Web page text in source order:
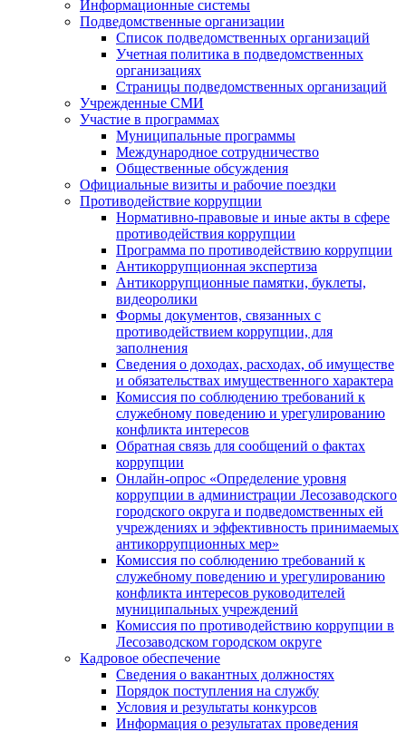
Информационные системы
Подведомственные организации
Список подведомственных организаций
Учетная политика в подведомственных
организациях
Страницы подведомственных организаций
Учрежденные СМИ
Участие в программах
Муниципальные программы
Международное сотрудничество
Общественные обсуждения
Официальные визиты и рабочие поездки
Противодействие коррупции
Нормативно-правовые и иные акты в сфере
противодействия коррупции
Программа по противодействию коррупции
Антикоррупционная экспертиза
Антикоррупционные памятки, буклеты,
видеоролики
Формы документов, связанных с
противодействием коррупции, для
заполнения
Сведения о доходах, расходах, об имуществе
и обязательствах имущественного характера
Комиссия по соблюдению требований к
служебному поведению и урегулированию
конфликта интересов
Обратная связь для сообщений о фактах
коррупции
Онлайн-опрос «Определение уровня
коррупции в администрации Лесозаводского
городского округа и подведомственных ей
учреждениях и эффективность принимаемых
антикоррупционных мер»
Комиссия по соблюдению требований к
служебному поведению и урегулированию
конфликта интересов руководителей
муниципальных учреждений
Комиссия по противодействию коррупции в
Лесозаводском городском округе
Кадровое обеспечение
Сведения о вакантных должностях
Порядок поступления на службу
Условия и результаты конкурсов
Информация о результатах проведения